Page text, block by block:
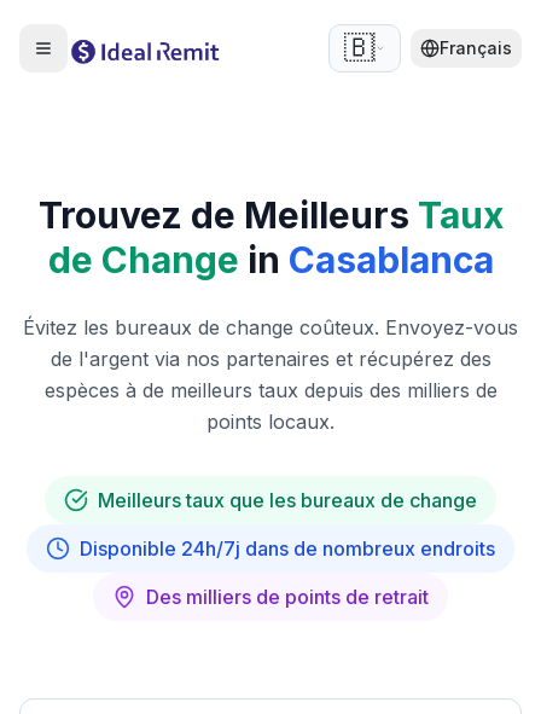
🇧🇪 Français
Trouvez de Meilleurs Taux
de Change in Casablanca
Évitez les bureaux de change coûteux. Envoyez-vous
de l'argent via nos partenaires et récupérez des
espèces à de meilleurs taux depuis des milliers de
points locaux.
Meilleurs taux que les bureaux de change
Disponible 24h/7j dans de nombreux endroits
Des milliers de points de retrait